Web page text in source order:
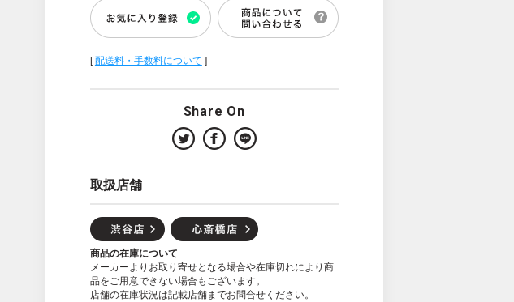
[配送料・手数料について ]
Share On
取扱店舗
商品の在庫について
メーカーよりお取り寄せとなる場合や在庫切れにより商
品をご用意できない場合もございます。
店舗の在庫状況は記載店舗までお問合せください。